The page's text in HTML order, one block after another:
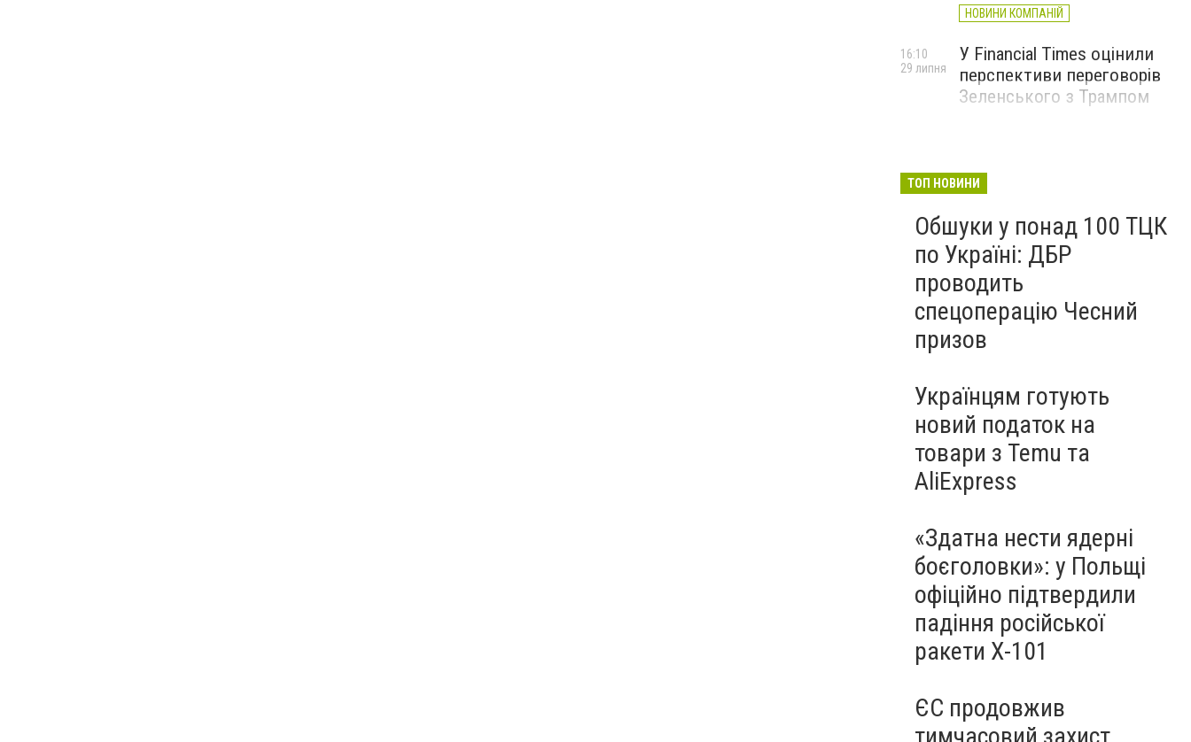
НОВИНИ КОМПАНІЙ
У Financial Times оцінили
перспективи переговорів
Зеленського з Трампом
16:10
29 липня
ТОП НОВИНИ
Обшуки у понад 100 ТЦК
по Україні: ДБР
проводить
спецоперацію Чесний
призов
Українцям готують
новий податок на
товари з Temu та
AliExpress
«Здатна нести ядерні
боєголовки»: у Польщі
офіційно підтвердили
падіння російської
ракети Х-101
ЄС продовжив